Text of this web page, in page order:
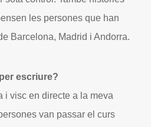
les persones que han
Barcelona, Madrid i Andorra.
escriure?
i visc en directe a la meva
van passar el curs